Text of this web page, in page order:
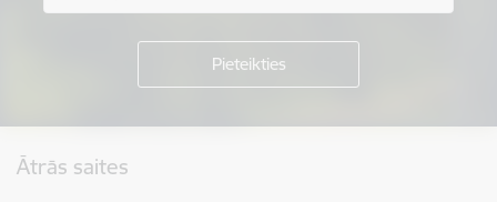
Ātrās saites